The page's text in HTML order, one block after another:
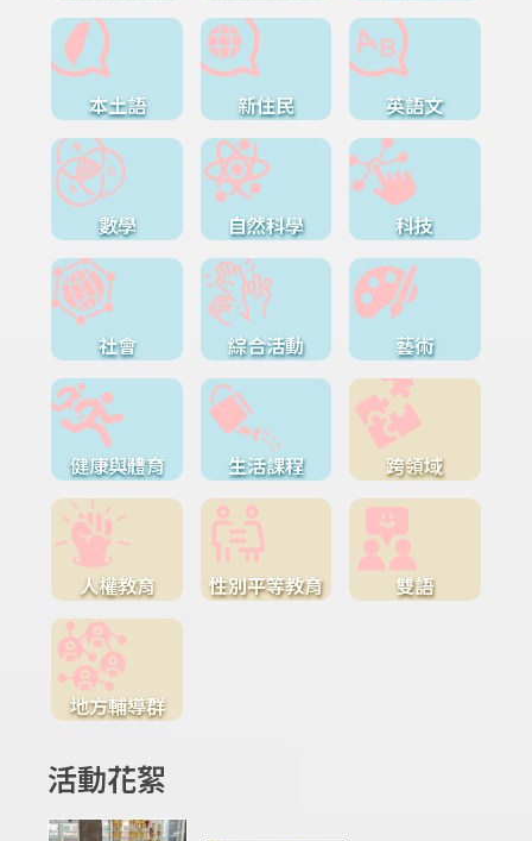
本土語 新住民 英語文
數學 自然科學 科技
社會 綜合活動 藝術
健康與體育 生活課程 跨領域
人權教育 性別平等教育 雙語
地方輔導群
活動花絮